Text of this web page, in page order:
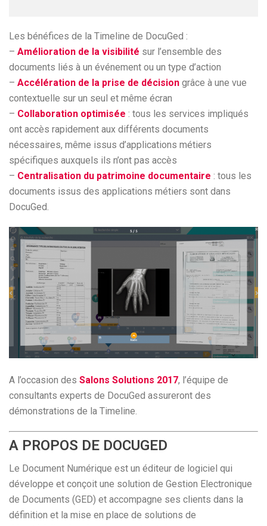
Les bénéfices de la Timeline de DocuGed :
– Amélioration de la visibilité sur l’ensemble des
documents liés à un événement ou un type d’action
– Accélération de la prise de décision grâce à une vue
contextuelle sur un seul et même écran
– Collaboration optimisée : tous les services impliqués
ont accès rapidement aux différents documents
nécessaires, même issus d’applications métiers
spécifiques auxquels ils n’ont pas accès
– Centralisation du patrimoine documentaire : tous les
documents issus des applications métiers sont dans
DocuGed.
A l’occasion des Salons Solutions 2017, l’équipe de
consultants experts de DocuGed assureront des
démonstrations de la Timeline.
A PROPOS DE DOCUGED
Le Document Numérique est un éditeur de logiciel qui
développe et conçoit une solution de Gestion Electronique
de Documents (GED) et accompagne ses clients dans la
définition et la mise en place de solutions de